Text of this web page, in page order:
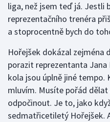
Parasport
Plavání
Plážový volejbal
Ragby
Rychlobruslení
liga, než jsem teď já. Jestli
reprezentačního trenéra
a stoprocentně bych do
Hořejšek dokázal zejména
porazit reprezentanta
kola jsou úplně jiné tempo.
mluvím. Musíte pořád
odpočinout. Je to, jako
sedmatřicetiletý Hořejšek.